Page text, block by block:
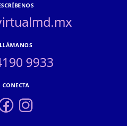
LLÁMANOS
9933
CONECTA